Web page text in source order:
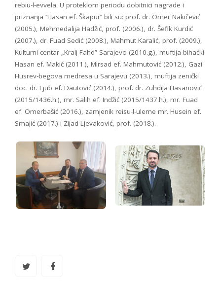
rebiu-l-evvela. U proteklom periodu dobitnici nagrade i
priznanja ‘’Hasan ef. Škapur’’ bili su: prof. dr. Omer Nakičević
(2005.), Mehmedalija Hadžić, prof. (2006.), dr. Šefik Kurdić
(2007.), dr. Fuad Sedić (2008.), Mahmut Karalić, prof. (2009.),
Kulturni centar „Kralj Fahd” Sarajevo (2010.g.), muftija bihaćki
Hasan ef. Makić (2011.), Mirsad ef. Mahmutović (2012.), Gazi
Husrev-begova medresa u Sarajevu (2013.), muftija zenički
doc. dr. Ejub ef. Dautović (2014.), prof. dr. Zuhdija Hasanović
(2015/1436.h.), mr. Salih ef. Indžić (2015/1437.h.), mr. Fuad
ef. Omerbašić (2016.), zamjenik reisu-l-uleme mr. Husein ef.
Smajić (2017.) i Zijad Ljevaković, prof. (2018.).